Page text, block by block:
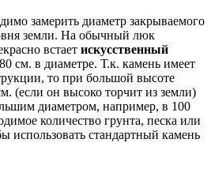
замерить диаметр закрываемого
земли. На обычный люк
встает искусственный
см. в диаметре. Т.к. камень имеет
то при большой высоте
(если он высоко торчит из земли)
диаметром, например, в 100
количество грунта, песка или
использовать стандартный камень